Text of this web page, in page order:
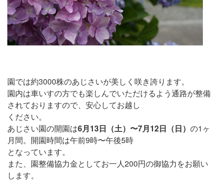
園では約3000株のあじさいが美しく咲き誇ります。
園内は車いすの方でも楽しんでいただけるよう通路が整備
されておりますので、安心してお越し
ください。
あじさい園の開園は6月13日（土）〜7月12日（日） の1ヶ
月間。開園時間は午前9時〜午後5時
となっています。
また、園整備協力金としてお一人200円の御協力をお願い
します。